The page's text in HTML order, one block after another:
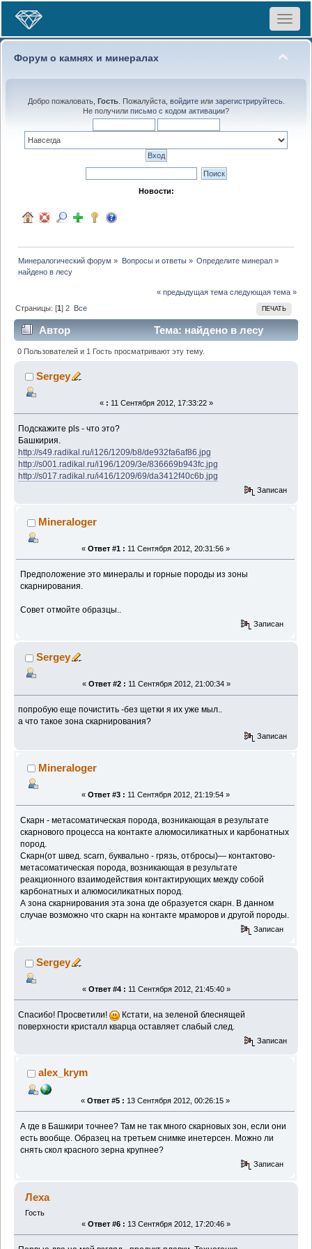
Toggle
Форум о камнях и минералах
Добро пожаловать, Гость. Пожалуйста, войдитеили зарегистрируйтесь.
Не получили письмо с кодом активации?
Новости:
Минералогический форум » Вопросы и ответы» Определите минерал»
найдено в лесу
« предыдущая тема следующая тема »
ПЕЧАТЬ
Страницы: [1]2 Все
Автор
Тема: найдено в лесу
(Прочитано 3536 раз)
0 Пользователей и 1 Гость просматривают эту тему.
Sergey
« : 11 Сентября 2012, 17:33:22 »
Подскажите pls - что это?
Башкирия.
http://s49.radikal.ru/i126/1209/b8/de932fa6af86.jpg
http://s001.radikal.ru/i196/1209/3e/836669b943fc.jpg
http://s017.radikal.ru/i416/1209/69/da3412f40c6b.jpg
Записан
Mineraloger
« Ответ #1 : 11 Сентября 2012, 20:31:56 »
Предположение это минералы и горные породы из зоны
скарнирования.
Совет отмойте образцы..
Записан
Sergey
« Ответ #2 : 11 Сентября 2012, 21:00:34 »
попробую еще почистить -без щетки я их уже мыл..
а что такое зона скарнирования?
Записан
Mineraloger
« Ответ #3 : 11 Сентября 2012, 21:19:54 »
Скарн - метасоматическая порода, возникающая в результате
скарнового процесса на контакте алюмосиликатных и карбонатных
пород.
Скарн(от швед. scarn, буквально - грязь, отбросы)— контактово-
метасоматическая порода, возникающая в результате
реакционного взаимодействия контактирующих между собой
карбонатных и алюмосиликатных пород.
А зона скарнирования эта зона где образуется скарн. В данном
случае возможно что скарн на контакте мраморов и другой породы.
Записан
Sergey
« Ответ #4 : 11 Сентября 2012, 21:45:40 »
Спасибо! Просветили!
Кстати, на зеленой блеснящей
поверхности кристалл кварца оставляет слабый след.
Записан
alex_krym
« Ответ #5 : 13 Сентября 2012, 00:26:15 »
А где в Башкири точнее? Там не так много скарновых зон, если они
есть вообще. Образец на третьем снимке инетерсен. Можно ли
снять скол красного зерна крупнее?
Записан
Леха
Гость
« Ответ #6 : 13 Сентября 2012, 17:20:46 »